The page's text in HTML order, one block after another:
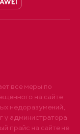
все меры по
на сайте
недоразумений,
у администратора
прайс на сайте не